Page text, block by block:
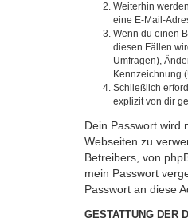
Weiterhin
eine E-Mail-
Wenn du einen
diesen Fällen
Umfragen),
Kennzeichnung
Schließlich
explizit von dir
Dein Passwort wird
Webseiten zu
Betreibers, von
mein Passwort
Passwort an diese
GESTATTUNG DER